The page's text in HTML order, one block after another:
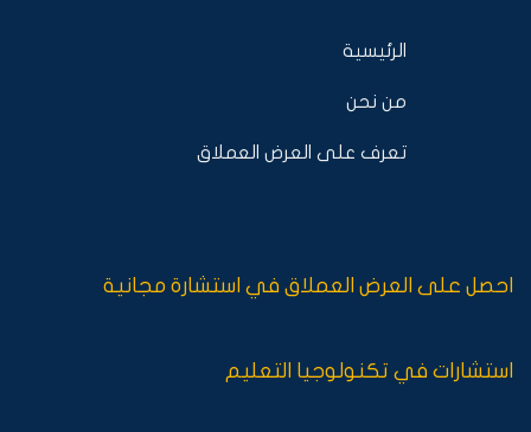
الرئيسية
من نحن
تعرف على العرض العملاق
احصل على العرض العملاق في استشارة مجانية
استشارات في تكنولوجيا التعليم